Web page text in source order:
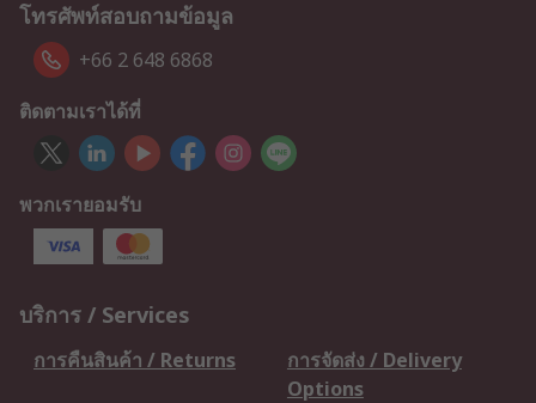
โทรศัพท์สอบถามข้อมูล
+66 2 648 6868
ติดตามเราได้ที่
พวกเรายอมรับ
บริการ / Services
การคืนสินค้า / Returns
การจัดส่ง / Delivery
Options